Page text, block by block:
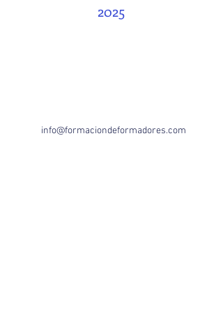
2025
info@formaciondeformadores.com